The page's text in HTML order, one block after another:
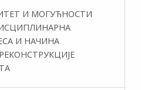
И МОГУЋНОСТИ
И НАЧИНА